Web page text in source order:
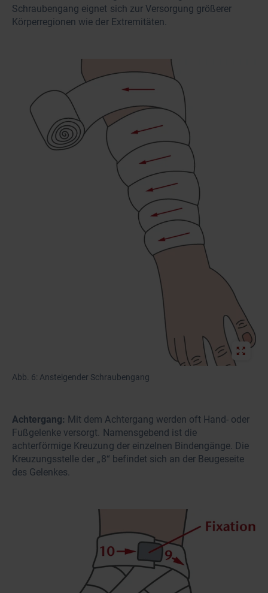
Schraubengang eignet sich zur Versorgung größerer
Körperregionen wie der Extremitäten.
Abb. 6: Ansteigender Schraubengang
Achtergang: Mit dem Achtergang werden oft Hand- oder
Fußgelenke versorgt. Namensgebend ist die
achterförmige Kreuzung der einzelnen Bindengänge. Die
Kreuzungsstelle der „8“ befindet sich an der Beugeseite
des Gelenkes.